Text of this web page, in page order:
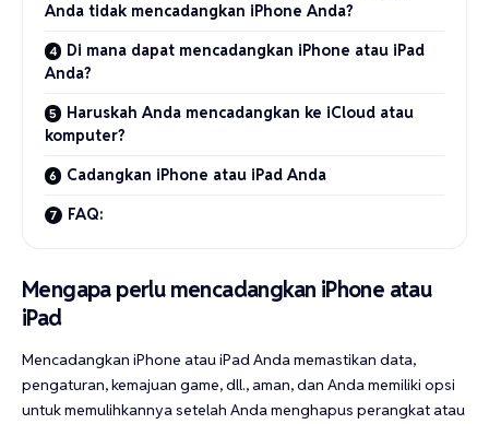
Anda tidak mencadangkan iPhone Anda?
Di mana dapat mencadangkan iPhone atau iPad
Anda?
Haruskah Anda mencadangkan ke iCloud atau
komputer?
Cadangkan iPhone atau iPad Anda
FAQ:
Mengapa perlu mencadangkan iPhone atau
iPad
Mencadangkan iPhone atau iPad Anda memastikan data,
pengaturan, kemajuan game, dll., aman, dan Anda memiliki opsi
untuk memulihkannya setelah Anda menghapus perangkat atau